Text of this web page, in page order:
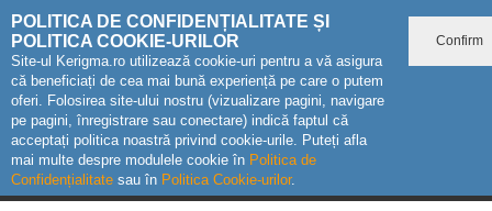
POLITICA DE CONFIDENȚIALITATE ȘI
POLITICA COOKIE-URILOR
Site-ul Kerigma.ro utilizează cookie-uri pentru a vă asigura
că beneficiați de cea mai bună experiență pe care o putem
oferi. Folosirea site-ului nostru (vizualizare pagini, navigare
pe pagini, înregistrare sau conectare) indică faptul că
acceptați politica noastră privind cookie-urile. Puteți afla
mai multe despre modulele cookie în Politica de
Confidențialitate sau în Politica Cookie-urilor.
Confirm